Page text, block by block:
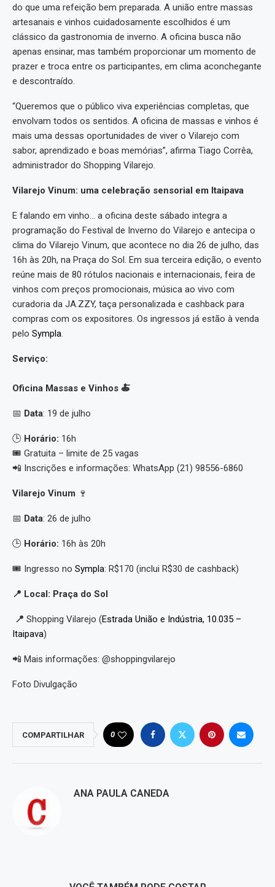
do que uma refeição bem preparada. A união entre massas
artesanais e vinhos cuidadosamente escolhidos é um
clássico da gastronomia de inverno. A oficina busca não
apenas ensinar, mas também proporcionar um momento de
prazer e troca entre os participantes, em clima aconchegante
e descontraído.
“Queremos que o público viva experiências completas, que
envolvam todos os sentidos. A oficina de massas e vinhos é
mais uma dessas oportunidades de viver o Vilarejo com
sabor, aprendizado e boas memórias”, afirma Tiago Corrêa,
administrador do Shopping Vilarejo.
Vilarejo Vinum: uma celebração sensorial em Itaipava
E falando em vinho… a oficina deste sábado integra a
programação do Festival de Inverno do Vilarejo e antecipa o
clima do Vilarejo Vinum, que acontece no dia 26 de julho, das
16h às 20h, na Praça do Sol. Em sua terceira edição, o evento
reúne mais de 80 rótulos nacionais e internacionais, feira de
vinhos com preços promocionais, música ao vivo com
curadoria da JA.ZZY, taça personalizada e cashback para
compras com os expositores. Os ingressos já estão à venda
pelo Sympla.
Serviço:
Oficina Massas e Vinhos 🍝
📅 Data: 19 de julho
🕒 Horário: 16h
🎟 Gratuita – limite de 25 vagas
📲 Inscrições e informações: WhatsApp (21) 98556-6860
Vilarejo Vinum 🍷
📅 Data: 26 de julho
🕒 Horário: 16h às 20h
🎟 Ingresso no Sympla: R$170 (inclui R$30 de cashback)
📍 Local: Praça do Sol
📍 Shopping Vilarejo (Estrada União e Indústria, 10.035 –
Itaipava)
📲 Mais informações: @shoppingvilarejo
Foto Divulgação
COMPARTILHAR 0
ANA PAULA CANEDA